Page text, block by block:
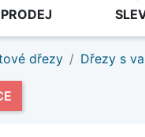
dřezy Dřezy s